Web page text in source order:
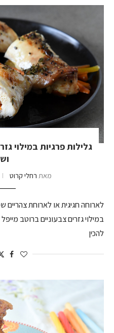
גלילות פרגיות במילוי
מאת רחלי קרוט
לארוחה חגיגית או לארוחת צהריים
להכין